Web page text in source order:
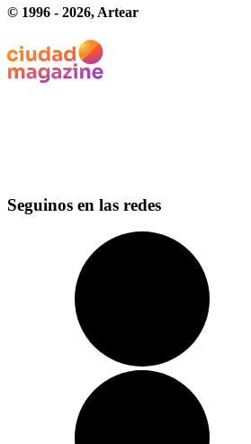
© 1996 - 2026, Artear
Seguinos en las redes